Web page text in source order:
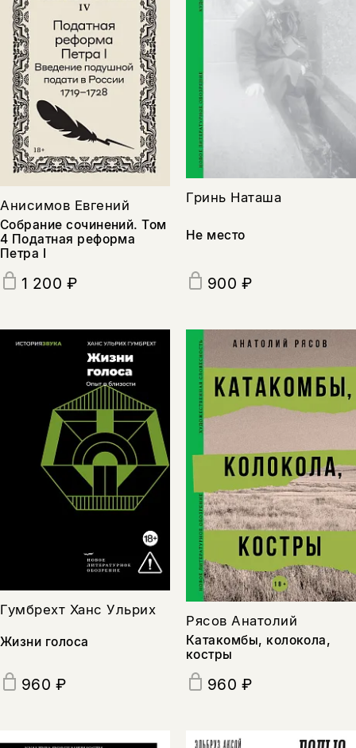
Анисимов Евгений
Собрание сочинений. Том
4 Податная реформа
Петра I
1 200 ₽
Гринь Наташа
Не место
900 ₽
Гумбрехт Ханс Ульрих
Жизни голоса
960 ₽
Рясов Анатолий
Катакомбы, колокола,
костры
960 ₽